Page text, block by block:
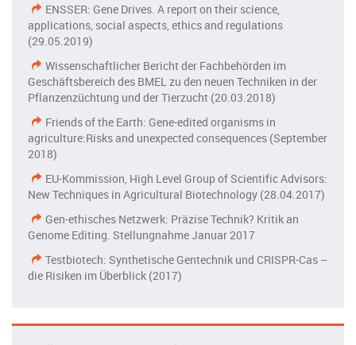
ENSSER: Gene Drives. A report on their science,
applications, social aspects, ethics and regulations
(29.05.2019)
Wissenschaftlicher Bericht der Fachbehörden im
Geschäftsbereich des BMEL zu den neuen Techniken in der
Pflanzenzüchtung und der Tierzucht (20.03.2018)
Friends of the Earth: Gene-edited organisms in
agriculture:Risks and unexpected consequences (September
2018)
EU-Kommission, High Level Group of Scientific Advisors:
New Techniques in Agricultural Biotechnology (28.04.2017)
Gen-ethisches Netzwerk: Präzise Technik? Kritik an
Genome Editing. Stellungnahme Januar 2017
Testbiotech: Synthetische Gentechnik und CRISPR-Cas –
die Risiken im Überblick (2017)